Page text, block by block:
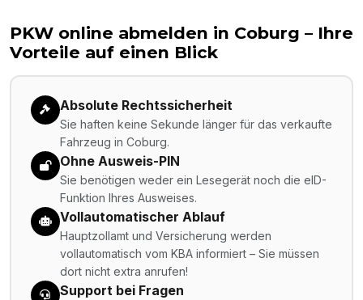
PKW online abmelden in Coburg – Ihre
Vorteile auf einen Blick
Absolute Rechtssicherheit
Sie haften keine Sekunde länger für das verkaufte
Fahrzeug in Coburg.
Ohne Ausweis-PIN
Sie benötigen weder ein Lesegerät noch die eID-
Funktion Ihres Ausweises.
Vollautomatischer Ablauf
Hauptzollamt und Versicherung werden
vollautomatisch vom KBA informiert – Sie müssen
dort nicht extra anrufen!
Support bei Fragen